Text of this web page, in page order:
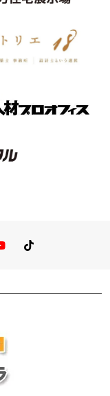
You TubeTikTok